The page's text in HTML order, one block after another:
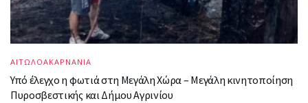
ΑΙΤΩΛΟΑΚΑΡΝΑΝΙΑ
Υπό έλεγχο η φωτιά στη Μεγάλη Χώρα – Μεγάλη κινητοποίηση
Πυροσβεστικής και Δήμου Αγρινίου